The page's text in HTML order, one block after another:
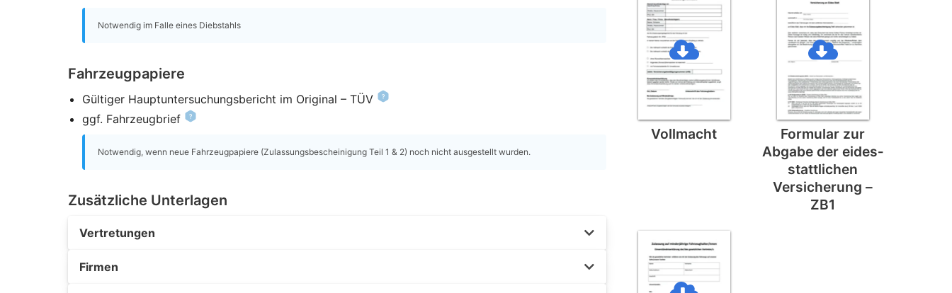
Notwendig im Falle eines Diebstahls
Fahrzeugpapiere
Gültiger Hauptuntersuchungsbericht im Original – TÜV
ggf. Fahrzeugbrief
Notwendig, wenn neue Fahrzeugpapiere (Zulassungsbescheinigung Teil 1 & 2) noch nicht ausgestellt wurden.
Zusätzliche Unterlagen
Vertretungen
Firmen
Vollmacht
Formular zur
Abgabe der eides­
stattlichen
Versicherung –
ZB1